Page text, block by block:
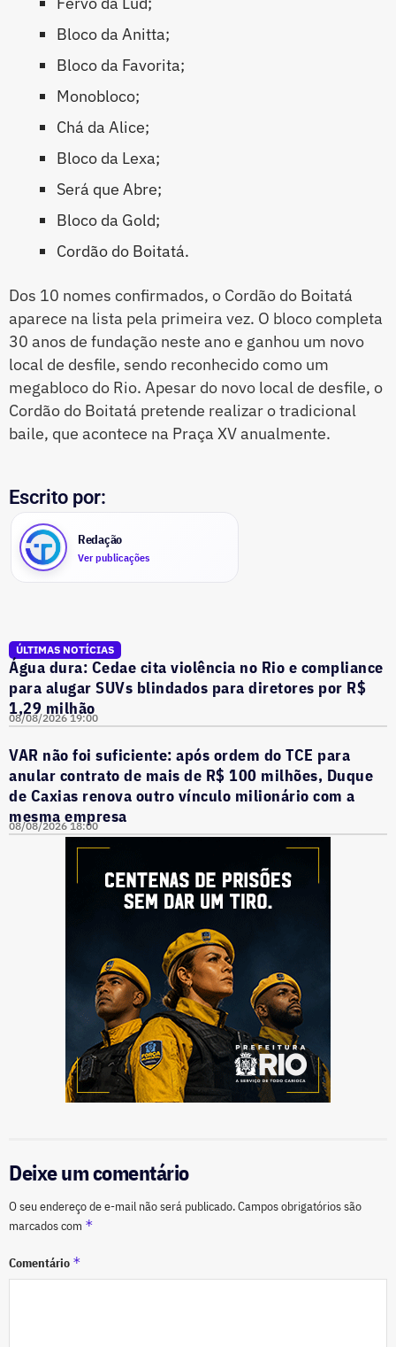
Bloco da Anitta;
Bloco da Favorita;
Monobloco;
Chá da Alice;
Bloco da Lexa;
Será que Abre;
Bloco da Gold;
Cordão do Boitatá.
Dos 10 nomes confirmados, o Cordão do Boitatá
aparece na lista pela primeira vez. O bloco completa
30 anos de fundação neste ano e ganhou um novo
local de desfile, sendo reconhecido como um
megabloco do Rio. Apesar do novo local de desfile, o
Cordão do Boitatá pretende realizar o tradicional
baile, que acontece na Praça XV anualmente.
Escrito por:
Redação
Ver publicações
ÚLTIMAS NOTÍCIAS
Água dura: Cedae cita violência no Rio e compliance
para alugar SUVs blindados para diretores por R$
1,29 milhão
08/08/2026 19:00
VAR não foi suficiente: após ordem do TCE para
anular contrato de mais de R$ 100 milhões, Duque
de Caxias renova outro vínculo milionário com a
mesma empresa
08/08/2026 18:00
Deixe um comentário
O seu endereço de e-mail não será publicado.Campos obrigatórios são
marcados com *
Comentário *